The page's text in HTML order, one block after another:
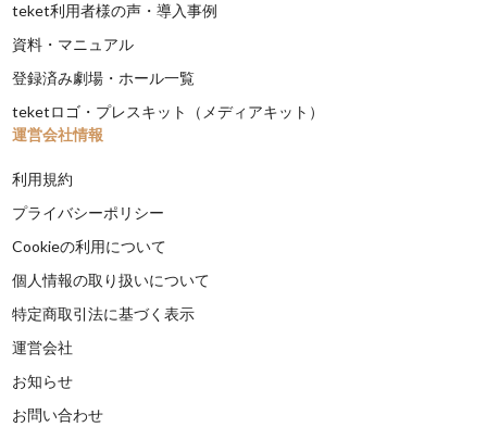
teket利用者様の声・導入事例
資料・マニュアル
登録済み劇場・ホール一覧
teketロゴ・プレスキット（メディアキット）
運営会社情報
利用規約
プライバシーポリシー
Cookieの利用について
個人情報の取り扱いについて
特定商取引法に基づく表示
運営会社
お知らせ
お問い合わせ